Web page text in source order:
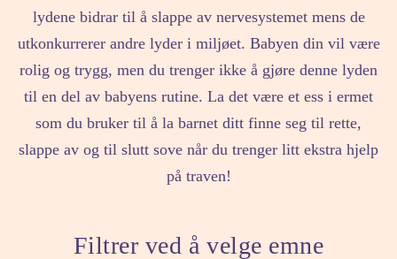
lydene bidrar til å slappe av nervesystemet mens de
utkonkurrerer andre lyder i miljøet. Babyen din vil være
rolig og trygg, men du trenger ikke å gjøre denne lyden
til en del av babyens rutine. La det være et ess i ermet
som du bruker til å la barnet ditt finne seg til rette,
slappe av og til slutt sove når du trenger litt ekstra hjelp
på traven!
Filtrer ved å velge emne